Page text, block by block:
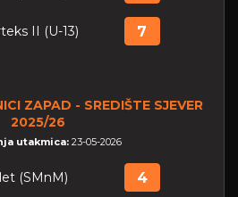
II (U-13) 7
ZAPAD - SREDIŠTE SJEVER
2025/26
utakmica: 23-05-2026
(SMnM) 4